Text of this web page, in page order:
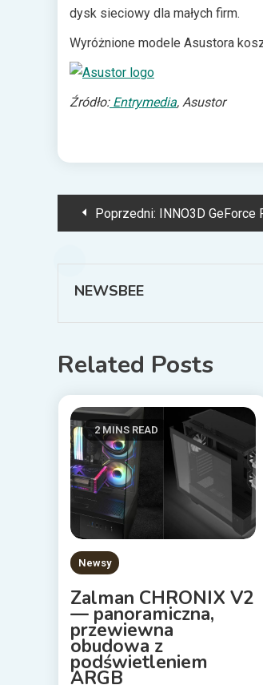
dysk sieciowy dla małych firm.
Wyróżnione modele Asustora
Źródło:Entrymedia, Asustor
Nawigacja
Poprzedni: INNO3D GeForce RTX 2060
NEWSBEE
Related Posts
2 MINS READ
Newsy
Zalman CHRONIX V2
— panoramiczna,
przewiewna
obudowa z
podświetleniem
ARGB